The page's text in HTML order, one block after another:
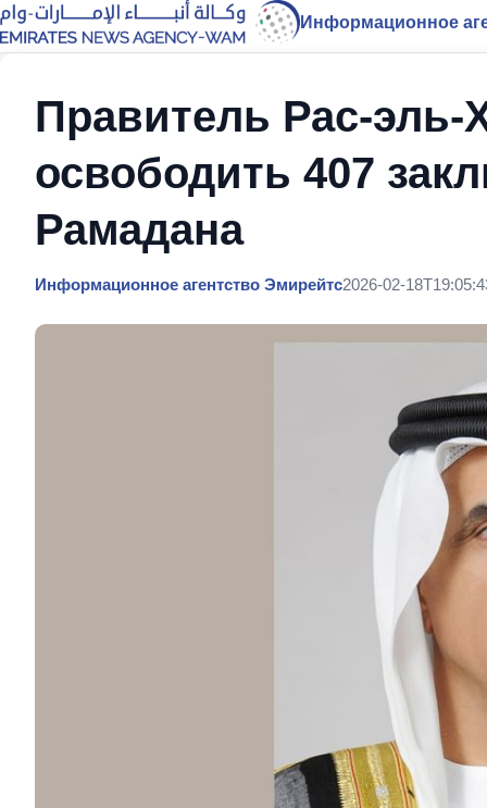
Информационное
Правитель Рас-
освободить 407
Рамадана
Информационное агентство Эмирейтс2026-02-